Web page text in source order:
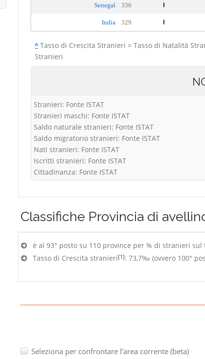
Senegal 336
India 329
^Tasso di Crescita Stranieri = Tasso di Natalità
Stranieri
Stranieri: Fonte ISTAT
Stranieri maschi: Fonte ISTAT
Saldo naturale stranieri: Fonte ISTAT
Saldo migratorio stranieri: Fonte ISTAT
Nati stranieri: Fonte ISTAT
Iscritti stranieri: Fonte ISTAT
Cittadinanza: Fonte ISTAT
Classifiche Provincia di
è al 93° posto su 110 province per % di stranieri
Tasso di Crescita stranieri[1]: 73,7‰ (ovvero 100°
Seleziona per confrontare l'area corrente (beta)